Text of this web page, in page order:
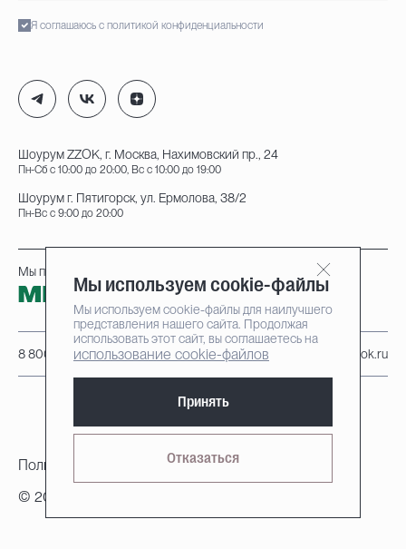
Я соглашаюсь с политикой конфиденциальности
Шоурум ZZOK, г. Москва, Нахимовский пр., 24
Пн-Сб с 10:00 до 20:00, Вс с 10:00 до 19:00
Шоурум г. Пятигорск, ул. Ермолова, 38/2
Пн-Вс с 9:00 до 20:00
8 800 222-95-25 info@zzok.ru
Мы принимаем к оплате:
© 2010-2026, ZZOK
Политика конфиденциальности
Мы используем cookie-файлы
Мы используем cookie-файлы для наилучшего
представления нашего сайта. Продолжая
использовать этот сайт, вы соглашаетесь на
использование cookie-файлов
Принять
Отказаться